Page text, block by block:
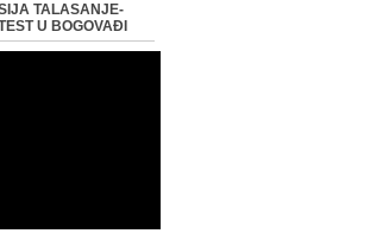
TALASANJE-
U BOGOVAĐI